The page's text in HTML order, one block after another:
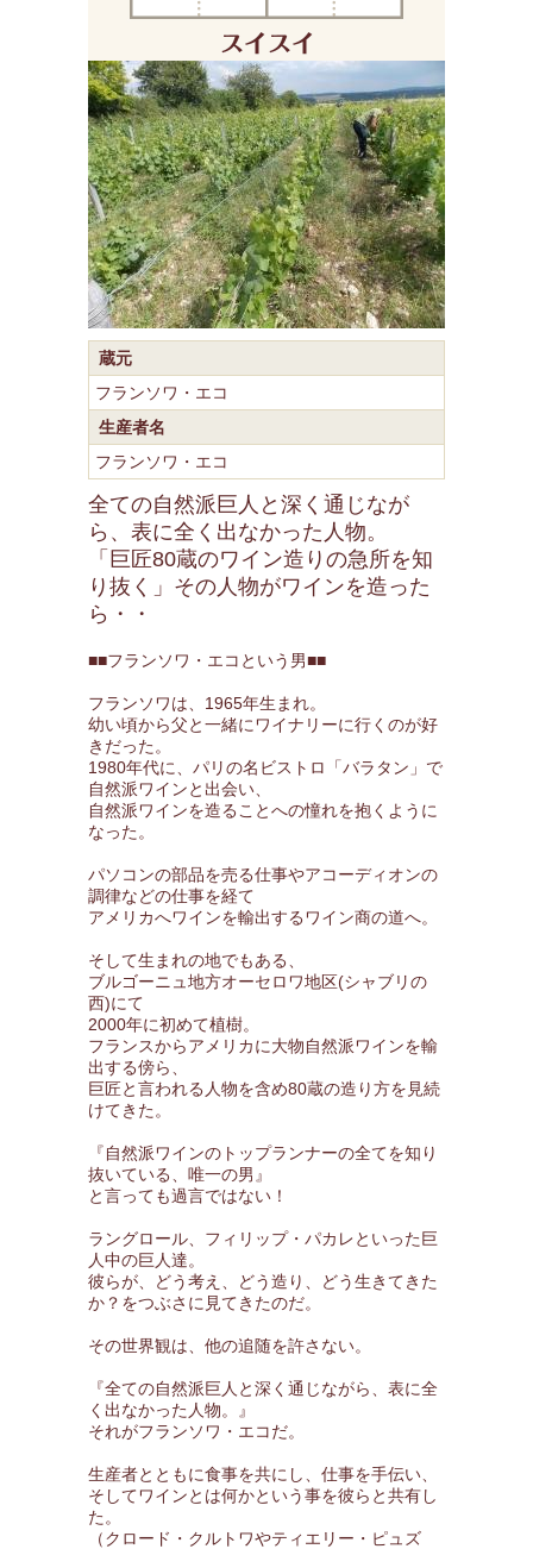
蔵元
フランソワ・エコ
生産者名
フランソワ・エコ
全ての自然派巨人と深く通じなが
ら、表に全く出なかった人物。
「巨匠80蔵のワイン造りの急所を知
り抜く」その人物がワインを造った
ら・・
■■フランソワ・エコという男■■
フランソワは、1965年生まれ。
幼い頃から父と一緒にワイナリーに行くのが好
きだった。
1980年代に、パリの名ビストロ「バラタン」で
自然派ワインと出会い、
自然派ワインを造ることへの憧れを抱くように
なった。
パソコンの部品を売る仕事やアコーディオンの
調律などの仕事を経て
アメリカへワインを輸出するワイン商の道へ。
そして生まれの地でもある、
ブルゴーニュ地方オーセロワ地区(シャブリの
西)にて
2000年に初めて植樹。
フランスからアメリカに大物自然派ワインを輸
出する傍ら、
巨匠と言われる人物を含め80蔵の造り方を見続
けてきた。
『自然派ワインのトップランナーの全てを知り
抜いている、唯一の男』
と言っても過言ではない！
ラングロール、フィリップ・パカレといった巨
人中の巨人達。
彼らが、どう考え、どう造り、どう生きてきた
か？をつぶさに見てきたのだ。
その世界観は、他の追随を許さない。
『全ての自然派巨人と深く通じながら、表に全
く出なかった人物。』
それがフランソワ・エコだ。
生産者とともに食事を共にし、仕事を手伝い、
そしてワインとは何かという事を彼らと共有し
た。
（クロード・クルトワやティエリー・ピュズ